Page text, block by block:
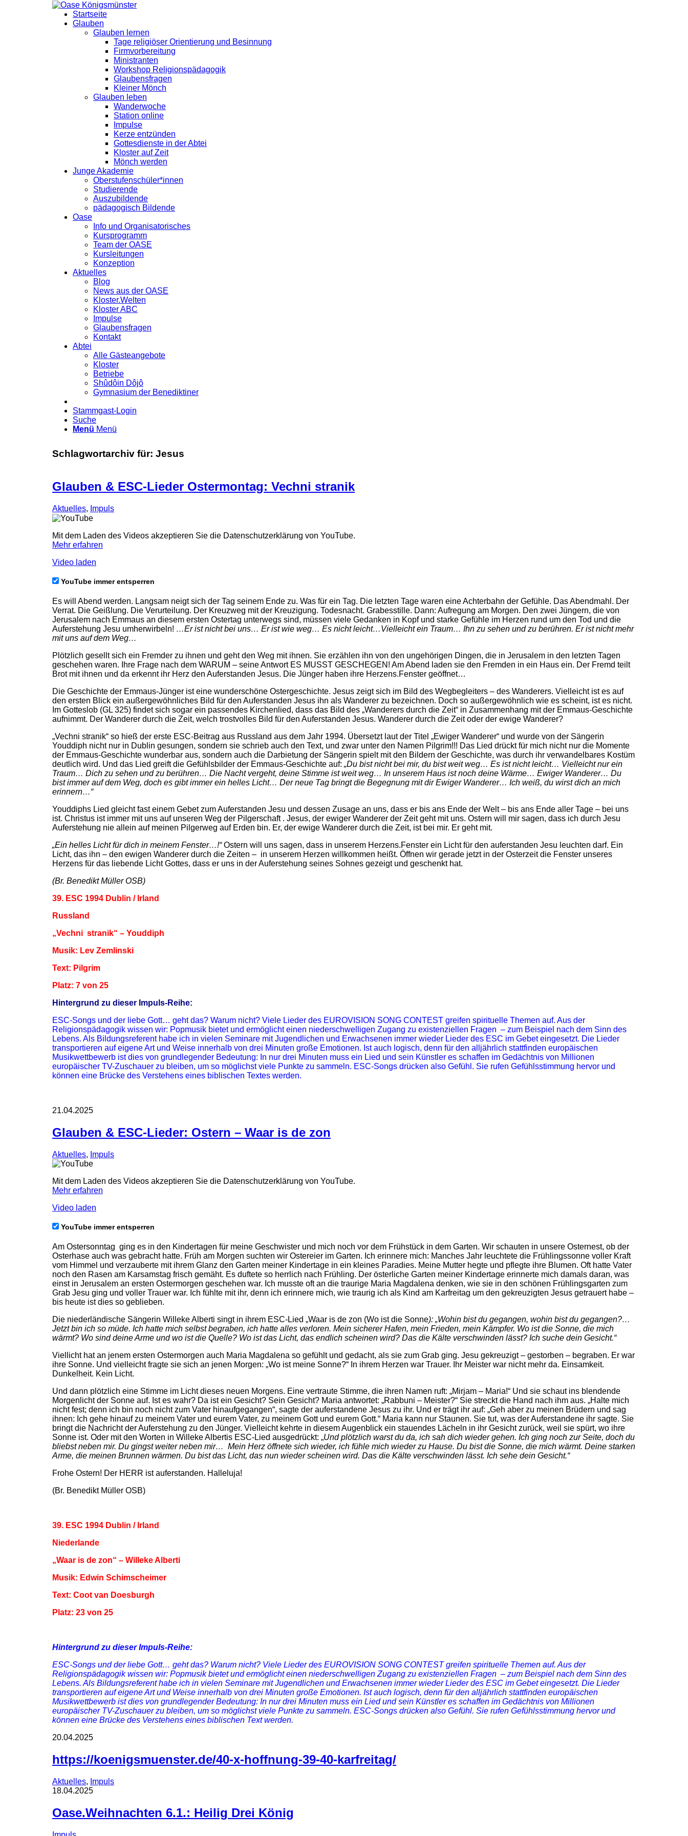
Startseite
Glauben
Glauben lernen
Tage religiöser Orientierung und Besinnung
Firmvorbereitung
Ministranten
Workshop Religionspädagogik
Glaubensfragen
Kleiner Mönch
Glauben leben
Wanderwoche
Station online
Impulse
Kerze entzünden
Gottesdienste in der Abtei
Kloster auf Zeit
Mönch werden
Junge Akademie
Oberstufenschüler*innen
Studierende
Auszubildende
pädagogisch Bildende
Oase
Info und Organisatorisches
Kursprogramm
Team der OASE
Kursleitungen
Konzeption
Aktuelles
Blog
News aus der OASE
Kloster.Welten
Kloster ABC
Impulse
Glaubensfragen
Kontakt
Abtei
Alle Gästeangebote
Kloster
Betriebe
Shûdôin Dôjô
Gymnasium der Benediktiner
Stammgast-Login
Suche
Menü Menü
Schlagwortarchiv für: Jesus
Glauben & ESC-Lieder Ostermontag: Vechni stranik
Aktuelles, Impuls
Mit dem Laden des Videos akzeptieren Sie die Datenschutzerklärung von YouTube.
Mehr erfahren
Video laden
YouTube immer entsperren
Es will Abend werden. Langsam neigt sich der Tag seinem Ende zu. Was für ein Tag. Die letzten Tage waren eine Achterbahn der Gefühle. Das Abendmahl. Der
Verrat. Die Geißlung. Die Verurteilung. Der Kreuzweg mit der Kreuzigung. Todesnacht. Grabesstille. Dann: Aufregung am Morgen. Den zwei Jüngern, die von
Jerusalem nach Emmaus an diesem ersten Ostertag unterwegs sind, müssen viele Gedanken in Kopf und starke Gefühle im Herzen rund um den Tod und die
Auferstehung Jesu umherwirbeln! …Er ist nicht bei uns… Er ist wie weg… Es nicht leicht…Vielleicht ein Traum… Ihn zu sehen und zu berühren. Er ist nicht mehr
mit uns auf dem Weg…
Plötzlich gesellt sich ein Fremder zu ihnen und geht den Weg mit ihnen. Sie erzählen ihn von den ungehörigen Dingen, die in Jerusalem in den letzten Tagen
geschehen waren. Ihre Frage nach dem WARUM – seine Antwort ES MUSST GESCHEGEN! Am Abend laden sie den Fremden in ein Haus ein. Der Fremd teilt
Brot mit ihnen und da erkennt ihr Herz den Auferstanden Jesus. Die Jünger haben ihre Herzens.Fenster geöffnet…
Die Geschichte der Emmaus-Jünger ist eine wunderschöne Ostergeschichte. Jesus zeigt sich im Bild des Wegbegleiters – des Wanderers. Vielleicht ist es auf
den ersten Blick ein außergewöhnliches Bild für den Auferstanden Jesus ihn als Wanderer zu bezeichnen. Doch so außergewöhnlich wie es scheint, ist es nicht.
Im Gotteslob (GL 325) findet sich sogar ein passendes Kirchenlied, dass das Bild des „Wanderers durch die Zeit“ in Zusammenhang mit der Emmaus-Geschichte
aufnimmt. Der Wanderer durch die Zeit, welch trostvolles Bild für den Auferstanden Jesus. Wanderer durch die Zeit oder der ewige Wanderer?
„Vechni stranik“ so hieß der erste ESC-Beitrag aus Russland aus dem Jahr 1994. Übersetzt laut der Titel „Ewiger Wanderer“ und wurde von der Sängerin
Youddiph nicht nur in Dublin gesungen, sondern sie schrieb auch den Text, und zwar unter den Namen Pilgrim!!! Das Lied drückt für mich nicht nur die Momente
der Emmaus-Geschichte wunderbar aus, sondern auch die Darbietung der Sängerin spielt mit den Bildern der Geschichte, was durch ihr verwandelbares Kostüm
deutlich wird. Und das Lied greift die Gefühlsbilder der Emmaus-Geschichte auf: „Du bist nicht bei mir, du bist weit weg… Es ist nicht leicht… Vielleicht nur ein
Traum… Dich zu sehen und zu berühren… Die Nacht vergeht, deine Stimme ist weit weg… In unserem Haus ist noch deine Wärme… Ewiger Wanderer… Du
bist immer auf dem Weg, doch es gibt immer ein helles Licht… Der neue Tag bringt die Begegnung mit dir Ewiger Wanderer… Ich weiß, du wirst dich an mich
erinnern…“
Youddiphs Lied gleicht fast einem Gebet zum Auferstanden Jesu und dessen Zusage an uns, dass er bis ans Ende der Welt – bis ans Ende aller Tage – bei uns
ist. Christus ist immer mit uns auf unseren Weg der Pilgerschaft . Jesus, der ewiger Wanderer der Zeit geht mit uns. Ostern will mir sagen, dass ich durch Jesu
Auferstehung nie allein auf meinen Pilgerweg auf Erden bin. Er, der ewige Wanderer durch die Zeit, ist bei mir. Er geht mit.
„Ein helles Licht für dich in meinem Fenster…!“Ostern will uns sagen, dass in unserem Herzens.Fenster ein Licht für den auferstanden Jesu leuchten darf. Ein
Licht, das ihn – den ewigen Wanderer durch die Zeiten – in unserem Herzen willkommen heißt. Öffnen wir gerade jetzt in der Osterzeit die Fenster unseres
Herzens für das liebende Licht Gottes, dass er uns in der Auferstehung seines Sohnes gezeigt und geschenkt hat.
(Br. Benedikt Müller OSB)
39. ESC 1994 Dublin / Irland
Russland
„Vechni stranik“ – Youddiph
Musik: Lev Zemlinski
Text: Pilgrim
Platz: 7 von 25
Hintergrund zu dieser Impuls-Reihe:
ESC-Songs und der liebe Gott… geht das? Warum nicht? Viele Lieder des EUROVISION SONG CONTEST greifen spirituelle Themen auf. Aus der
Religionspädagogik wissen wir: Popmusik bietet und ermöglicht einen niederschwelligen Zugang zu existenziellen Fragen – zum Beispiel nach dem Sinn des
Lebens. Als Bildungsreferent habe ich in vielen Seminare mit Jugendlichen und Erwachsenen immer wieder Lieder des ESC im Gebet eingesetzt. Die Lieder
transportieren auf eigene Art und Weise innerhalb von drei Minuten große Emotionen. Ist auch logisch, denn für den alljährlich stattfinden europäischen
Musikwettbewerb ist dies von grundlegender Bedeutung: In nur drei Minuten muss ein Lied und sein Künstler es schaffen im Gedächtnis von Millionen
europäischer TV-Zuschauer zu bleiben, um so möglichst viele Punkte zu sammeln. ESC-Songs drücken also Gefühl. Sie rufen Gefühlsstimmung hervor und
können eine Brücke des Verstehens eines biblischen Textes werden.
21.04.2025
Glauben & ESC-Lieder: Ostern – Waar is de zon
Aktuelles, Impuls
Mit dem Laden des Videos akzeptieren Sie die Datenschutzerklärung von YouTube.
Mehr erfahren
Video laden
YouTube immer entsperren
Am Ostersonntag ging es in den Kindertagen für meine Geschwister und mich noch vor dem Frühstück in dem Garten. Wir schauten in unsere Osternest, ob der
Osterhase auch was gebracht hatte. Früh am Morgen suchten wir Ostereier im Garten. Ich erinnere mich: Manches Jahr leuchtete die Frühlingssonne voller Kraft
vom Himmel und verzauberte mit ihrem Glanz den Garten meiner Kindertage in ein kleines Paradies. Meine Mutter hegte und pflegte ihre Blumen. Oft hatte Vater
noch den Rasen am Karsamstag frisch gemäht. Es duftete so herrlich nach Frühling. Der österliche Garten meiner Kindertage erinnerte mich damals daran, was
einst in Jerusalem an ersten Ostermorgen geschehen war. Ich musste oft an die traurige Maria Magdalena denken, wie sie in den schönen Frühlingsgarten zum
Grab Jesu ging und voller Trauer war. Ich fühlte mit ihr, denn ich erinnere mich, wie traurig ich als Kind am Karfreitag um den gekreuzigten Jesus getrauert habe –
bis heute ist dies so geblieben.
Die niederländische Sängerin Willeke Alberti singt in ihrem ESC-Lied „Waar is de zon (Wo ist die Sonne): „Wohin bist du gegangen, wohin bist du gegangen?…
Jetzt bin ich so müde. Ich hatte mich selbst begraben, ich hatte alles verloren. Mein sicherer Hafen, mein Frieden, mein Kämpfer. Wo ist die Sonne, die mich
wärmt? Wo sind deine Arme und wo ist die Quelle? Wo ist das Licht, das endlich scheinen wird? Das die Kälte verschwinden lässt? Ich suche dein Gesicht.“
Viellicht hat an jenem ersten Ostermorgen auch Maria Magdalena so gefühlt und gedacht, als sie zum Grab ging. Jesu gekreuzigt – gestorben – begraben. Er war
ihre Sonne. Und vielleicht fragte sie sich an jenen Morgen: „Wo ist meine Sonne?“ In ihrem Herzen war Trauer. Ihr Meister war nicht mehr da. Einsamkeit.
Dunkelheit. Kein Licht.
Und dann plötzlich eine Stimme im Licht dieses neuen Morgens. Eine vertraute Stimme, die ihren Namen ruft: „Mirjam – Maria!“ Und sie schaut ins blendende
Morgenlicht der Sonne auf. Ist es wahr? Da ist ein Gesicht? Sein Gesicht? Maria antwortet: „Rabbuni – Meister?“ Sie streckt die Hand nach ihm aus. „Halte mich
nicht fest; denn ich bin noch nicht zum Vater hinaufgegangen“, sagte der auferstandene Jesus zu ihr. Und er trägt ihr auf: „Geh aber zu meinen Brüdern und sag
ihnen: Ich gehe hinauf zu meinem Vater und eurem Vater, zu meinem Gott und eurem Gott.“ Maria kann nur Staunen. Sie tut, was der Auferstandene ihr sagte. Sie
bringt die Nachricht der Auferstehung zu den Jünger. Vielleicht kehrte in diesem Augenblick ein stauendes Lächeln in ihr Gesicht zurück, weil sie spürt, wo ihre
Sonne ist. Oder mit den Worten in Willeke Albertis ESC-Lied ausgedrückt: „Und plötzlich warst du da, ich sah dich wieder gehen. Ich ging noch zur Seite, doch du
bliebst neben mir. Du gingst weiter neben mir… Mein Herz öffnete sich wieder, ich fühle mich wieder zu Hause. Du bist die Sonne, die mich wärmt. Deine starken
Arme, die meinen Brunnen wärmen. Du bist das Licht, das nun wieder scheinen wird. Das die Kälte verschwinden lässt. Ich sehe dein Gesicht.“
Frohe Ostern! Der HERR ist auferstanden. Halleluja!
(Br. Benedikt Müller OSB)
39. ESC 1994 Dublin / Irland
Niederlande
„Waar is de zon“ – Willeke Alberti
Musik: Edwin Schimscheimer
Text: Coot van Doesburgh
Platz: 23 von 25
Hintergrund zu dieser Impuls-Reihe:
ESC-Songs und der liebe Gott… geht das? Warum nicht? Viele Lieder des EUROVISION SONG CONTEST greifen spirituelle Themen auf. Aus der
Religionspädagogik wissen wir: Popmusik bietet und ermöglicht einen niederschwelligen Zugang zu existenziellen Fragen – zum Beispiel nach dem Sinn des
Lebens. Als Bildungsreferent habe ich in vielen Seminare mit Jugendlichen und Erwachsenen immer wieder Lieder des ESC im Gebet eingesetzt. Die Lieder
transportieren auf eigene Art und Weise innerhalb von drei Minuten große Emotionen. Ist auch logisch, denn für den alljährlich stattfinden europäischen
Musikwettbewerb ist dies von grundlegender Bedeutung: In nur drei Minuten muss ein Lied und sein Künstler es schaffen im Gedächtnis von Millionen
europäischer TV-Zuschauer zu bleiben, um so möglichst viele Punkte zu sammeln. ESC-Songs drücken also Gefühl. Sie rufen Gefühlsstimmung hervor und
können eine Brücke des Verstehens eines biblischen Text werden.
20.04.2025
https://koenigsmuenster.de/40-x-hoffnung-39-40-karfreitag/
Aktuelles, Impuls
18.04.2025
Oase.Weihnachten 6.1.: Heilig Drei König